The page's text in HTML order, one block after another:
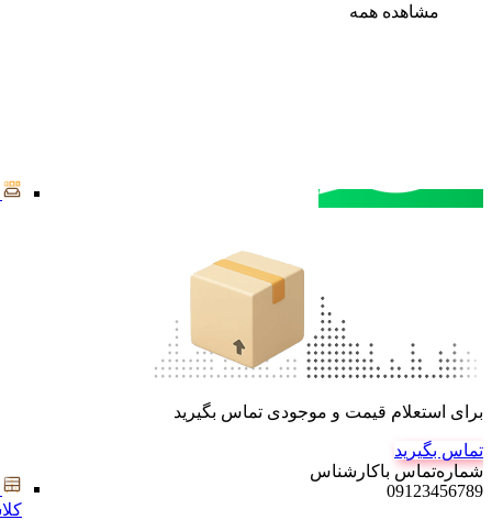
مشاهده همه
برای استعلام قیمت و موجودی تماس بگیرید
تماس بگیرید
شماره‌تماس‌ با‌کارشناس
09123456789